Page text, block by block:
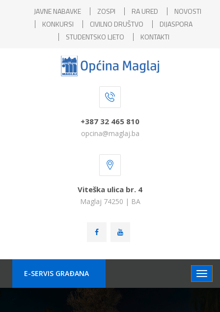
JAVNE NABAVKE ZOSPI RA URED
NOVOSTI
KONKURSI
CIVILNO DRUŠTVO
DIJASPORA
STUDENTSKO LJETO
KONTAKTI
+387 32 465 810
opcina@maglaj.ba
Viteška ulica br. 4
Maglaj 74250 | BA
E-SERVIS GRAÐANA